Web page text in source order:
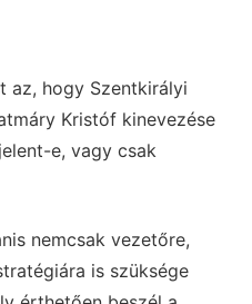
az, hogy Szentkirályi
Kristóf kinevezése
e, vagy csak
nemcsak vezetőre,
is szüksége